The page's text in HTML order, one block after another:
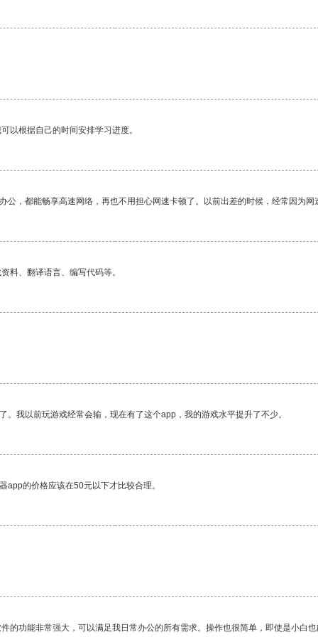
以根据自己的时间安排学习进度。
，都能畅享高速网络，再也不用担心网速卡顿了。以前出差的时候，经常因为
料、翻译语言、编写代码等。
我以前玩游戏经常会输，现在有了这个app，我的游戏水平提升了不少。
app的价格应该在50元以下才比较合理。
功能非常强大，可以满足我日常办公的所有需求。操作也很简单，即使是小白也